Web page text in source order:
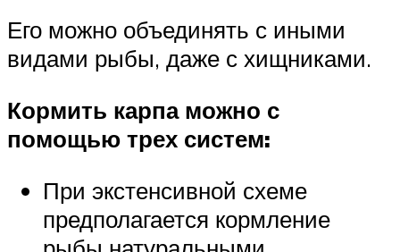
Его можно объединять с иными
видами рыбы, даже с хищниками.
Кормить карпа можно с
помощью трех систем:
При экстенсивной схеме
предполагается кормление